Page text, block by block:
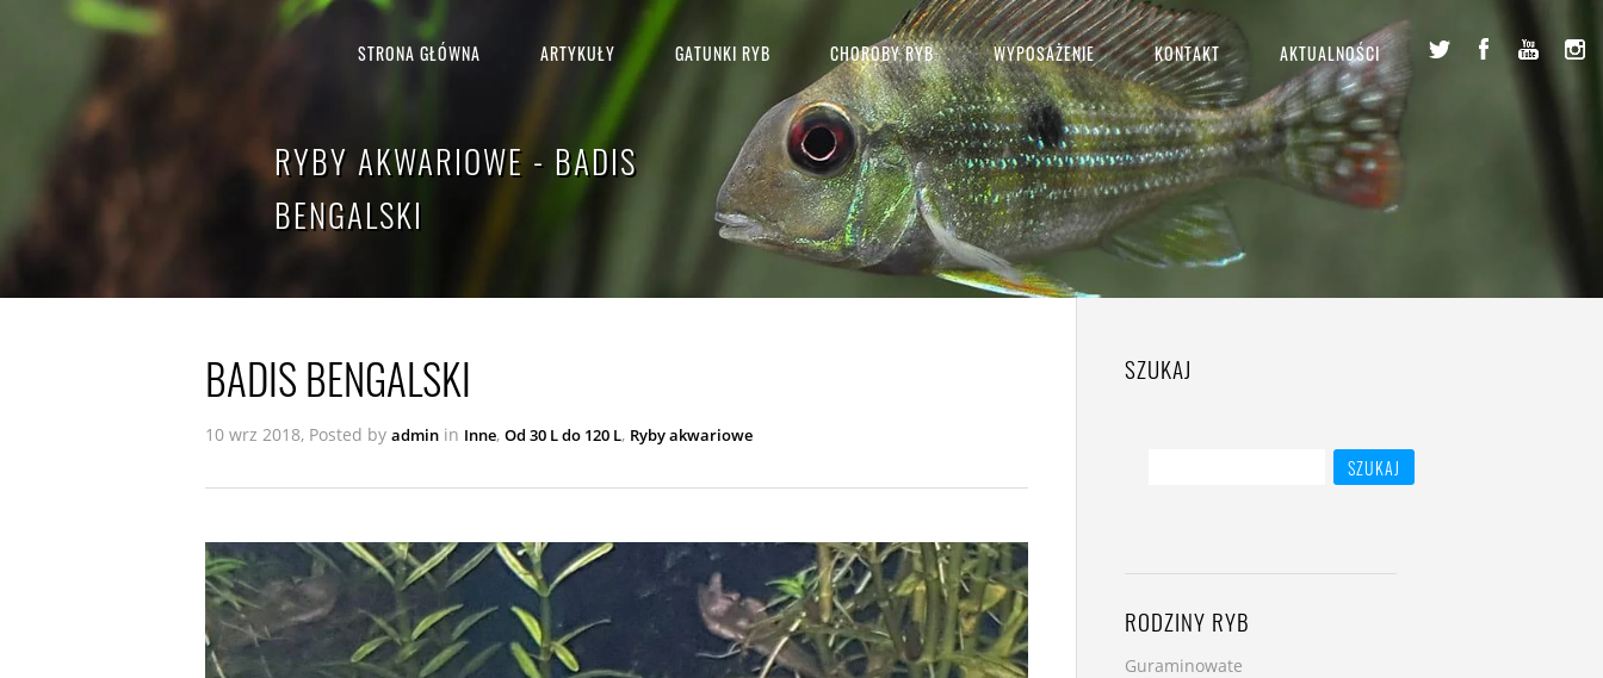
STRONA GŁÓWNA ARTYKUŁY GATUNKI RYB CHOROBY RYB WYPOSAŻENIE KONTAKT AKTUALNOŚCI
RYBY AKWARIOWE - BADIS
BENGALSKI
BADIS BENGALSKI
10 wrz 2018, Posted by admin in Inne, Od 30 L do 120 L, Ryby akwariowe
SZUKAJ
RODZINY RYB
Guraminowate